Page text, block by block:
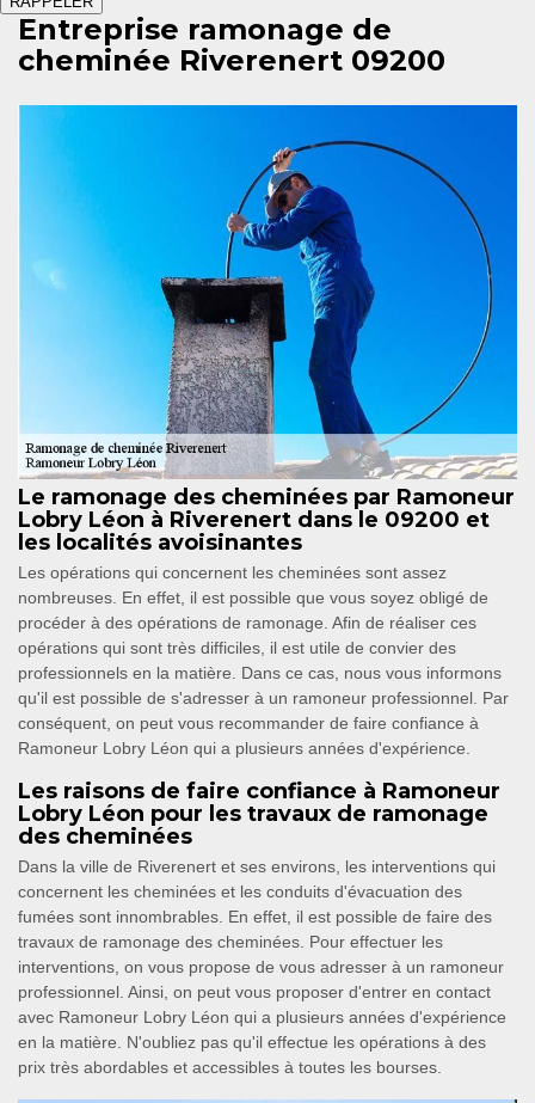
Entreprise ramonage de
cheminée Riverenert 09200
Le ramonage des cheminées par Ramoneur
Lobry Léon à Riverenert dans le 09200 et
les localités avoisinantes
Les opérations qui concernent les cheminées sont assez
nombreuses. En effet, il est possible que vous soyez obligé de
procéder à des opérations de ramonage. Afin de réaliser ces
opérations qui sont très difficiles, il est utile de convier des
professionnels en la matière. Dans ce cas, nous vous informons
qu'il est possible de s'adresser à un ramoneur professionnel. Par
conséquent, on peut vous recommander de faire confiance à
Ramoneur Lobry Léon qui a plusieurs années d'expérience.
Les raisons de faire confiance à Ramoneur
Lobry Léon pour les travaux de ramonage
des cheminées
Dans la ville de Riverenert et ses environs, les interventions qui
concernent les cheminées et les conduits d'évacuation des
fumées sont innombrables. En effet, il est possible de faire des
travaux de ramonage des cheminées. Pour effectuer les
interventions, on vous propose de vous adresser à un ramoneur
professionnel. Ainsi, on peut vous proposer d'entrer en contact
avec Ramoneur Lobry Léon qui a plusieurs années d'expérience
en la matière. N'oubliez pas qu'il effectue les opérations à des
prix très abordables et accessibles à toutes les bourses.